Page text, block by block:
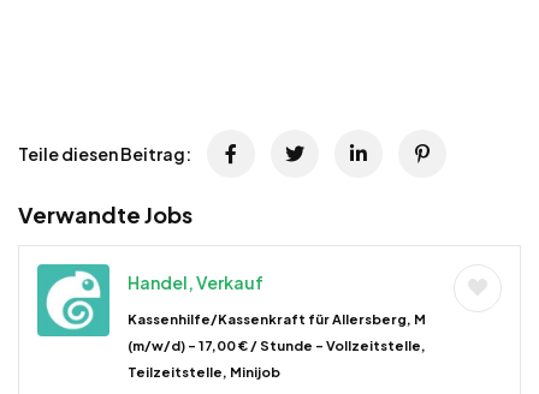
Teile diesen Beitrag:
Verwandte Jobs
Handel, Verkauf
Kassenhilfe/Kassenkraft für Allersberg, M
(m/w/d) – 17,00 € / Stunde – Vollzeitstelle,
Teilzeitstelle, Minijob